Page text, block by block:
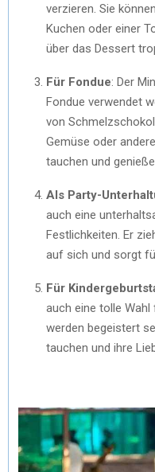
verzieren. Sie
Kuchen oder einer
über das Dessert
Für Fondue: Der
Fondue verwendet
von
Gemüse oder
tauchen und
Als Party-
auch eine
Festlichkeiten. Er
auf sich und sorgt
Für
auch eine tolle Wahl
werden begeistert
tauchen und ihre